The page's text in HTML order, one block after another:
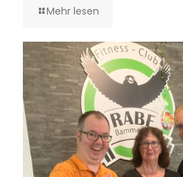
Mehr lesen